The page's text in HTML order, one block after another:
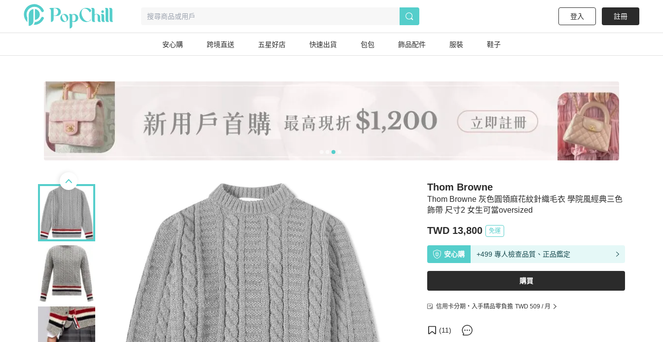
登入 註冊
安心購 跨境直送 五星好店 快速出貨 包包 飾品配件 服裝 鞋子
Thom Browne 灰色圓領麻花紋針織毛衣 學院風經典三色
飾帶 尺寸2 女生可當oversized
Thom Browne
TWD 13,800 免運
安心購 +499 專人檢查品質、正品鑑定
購買
信用卡分期・入手精品零負擔 TWD 509 / 月
(11)